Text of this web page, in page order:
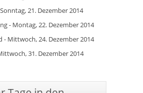
21. Dezember 2014
- Montag, 22. Dezember 2014
- Mittwoch, 24. Dezember 2014
31. Dezember 2014